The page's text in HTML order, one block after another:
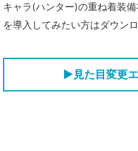
キャラ(ハンター)の重ね着装
を導入してみたい方はダウン
▶見た目変更